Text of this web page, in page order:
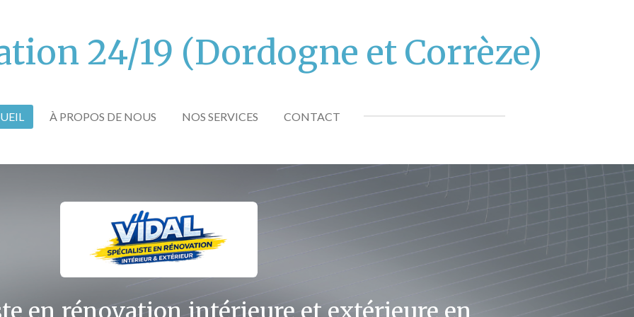
24/19 (Dordogne et Corrèze)
À PROPOS DE NOUS NOS SERVICES CONTACT
en rénovation intérieure et extérieure en